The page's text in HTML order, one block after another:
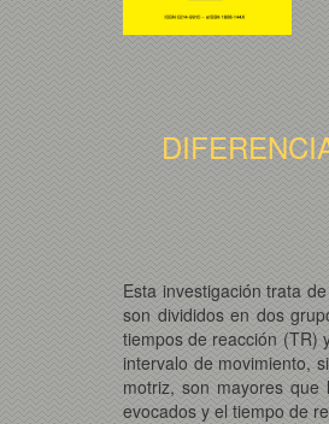
Esta investigación trata
son divididos en dos
tiempos de reacción (TR)
intervalo de movimiento,
motriz, son mayores
evocados y el tiempo de